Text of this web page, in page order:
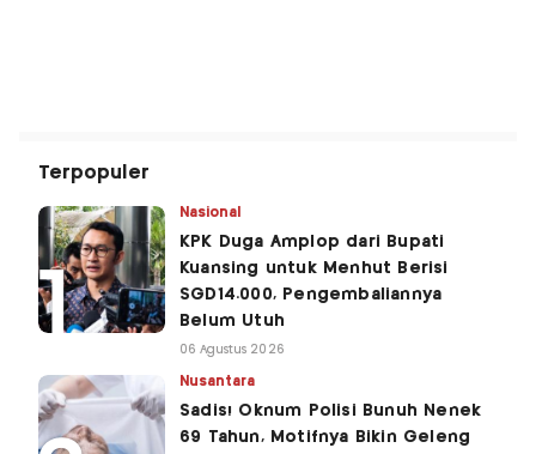
Terpopuler
Nasional
KPK Duga Amplop dari Bupati
Kuansing untuk Menhut Berisi
SGD14.000, Pengembaliannya
Belum Utuh
06 Agustus 2026
Nusantara
Sadis! Oknum Polisi Bunuh Nenek
69 Tahun, Motifnya Bikin Geleng